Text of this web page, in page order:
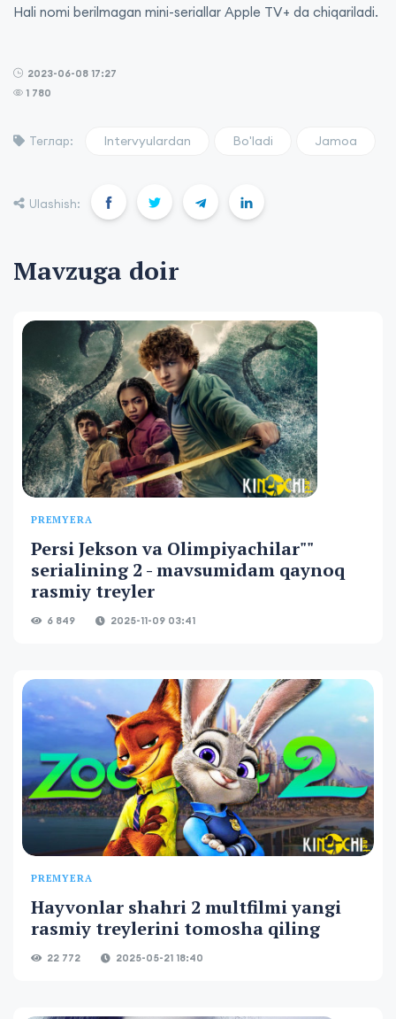
Hali nomi berilmagan mini-seriallar Apple TV+ da chiqariladi.
2023-06-08 17:27
1 780
Теглар: Intervyulardan Bo'ladi Jamoa
Ulashish:
Mavzuga doir
PREMYERA
Persi Jekson va Olimpiyachilar""
serialining 2 - mavsumidam qaynoq
rasmiy treyler
6 849 2025-11-09 03:41
PREMYERA
Hayvonlar shahri 2 multfilmi yangi
rasmiy treylerini tomosha qiling
22 772 2025-05-21 18:40